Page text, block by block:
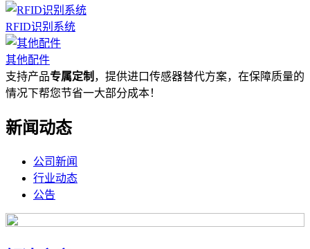
RFID识别系统
其他配件
支持产品专属定制 ，提供进口传感器替代方案，在保障质量的
情况下帮您节省一大部分成本！
新闻动态
公司新闻
行业动态
公告